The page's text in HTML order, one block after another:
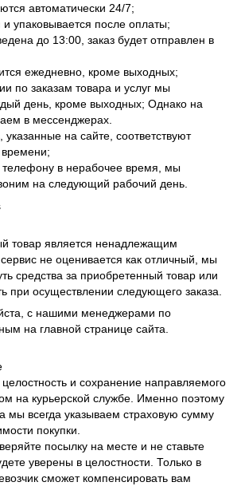
автоматически 24/7;
упаковывается после оплаты;
до 13:00, заказ будет отправлен в
ежедневно, кроме выходных;
по заказам товара и услуг мы
день, кроме выходных; Однако на
в мессенджерах.
на сайте, соответствуют
телефону в нерабочее время, мы
на следующий рабочий день.
товар является ненадлежащим
не оценивается как отличный, мы
средства за приобретенный товар или
при осуществлении следующего заказа.
с нашими менеджерами по
на главной странице сайта.
целостность и сохранение направляемого
на курьерской службе. Именно поэтому
мы всегда указываем страховую сумму
покупки.
посылку на месте и не ставьте
уверены в целостности. Только в
сможет компенсировать вам